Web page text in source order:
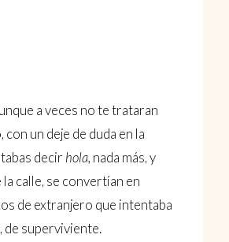
a veces no te trataran
un deje de duda en la
decir hola, nada más, y
calle, se convertían en
de extranjero que intentaba
de superviviente.